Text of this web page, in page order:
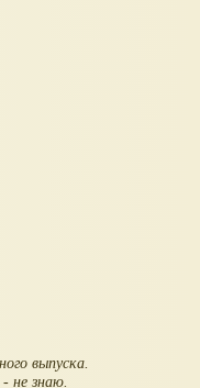
выпуска.
не знаю.